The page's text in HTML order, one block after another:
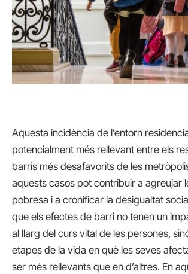
Aquesta incidència de l’entorn
potencialment més rellevant entre els
barris més desafavorits de les
aquests casos pot contribuir a agreujar
pobresa i a cronificar la desigualtat
que els efectes de barri no tenen un
al llarg del curs vital de les persones,
etapes de la vida en què les seves
ser més rellevants que en d’altres. En